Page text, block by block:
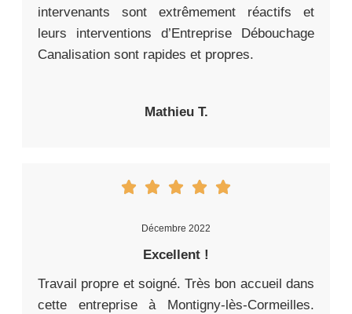
intervenants sont extrêmement réactifs et
leurs interventions d’Entreprise Débouchage
Canalisation sont rapides et propres.
Mathieu T.
Décembre 2022
Excellent !
Travail propre et soigné. Très bon accueil dans
cette entreprise à Montigny-lès-Cormeilles.